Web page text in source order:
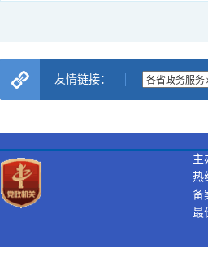
友情链接：
主
热
备
最